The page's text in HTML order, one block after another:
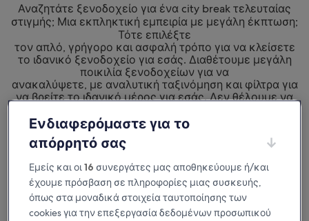
Αναζητάτε ξενοδοχείο για ένα city break τελευταίας
στιγμής; Μια εκπληκτική εμπειρία με μεγάλη έκπτωση;
Τότε επιλέξτε
τον απλό, γρήγορο και ασφαλή τρόπο για να κλείσετε
το ιδανικό ξενοδοχείο για εσάς. Διαθέτουμε μεγάλη
ποικιλία ξενοδοχείων για να
ανακαλύψετε, με αναλυτική ταξινόμηση και φίλτρα για
να βρείτε το ιδανικό μέρος για εσάς. Δεν θέλουμε να
το μέρος που θα επιλέξετε για τη διαμονή σας.
Θέλουμε να το λατρέψετε.
Διαθέσιμη σε iOS και Android
Ενδιαφερόμαστε για το
απόρρητό σας
Εμείς και οι16 συνεργάτες μας αποθηκεύουμε ή/και
έχουμε πρόσβαση σε πληροφορίες μιας συσκευής,
όπως στα μοναδικά στοιχεία ταυτοποίησης των
cookies για την επεξεργασία δεδομένων προσωπικού